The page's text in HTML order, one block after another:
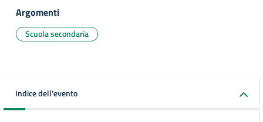
Argomenti
Scuola secondaria
Indice dell'evento